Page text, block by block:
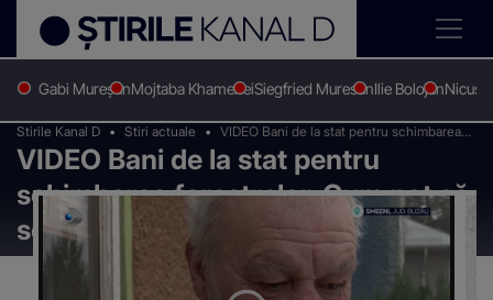
Gabi MureșanMojtaba KhameneiSiegfried MuresanIlie Bolojan
Stirile Kanal D Stiri actuale
VIDEO Bani de la stat pentru schimbarea
ferestrelor. Cum pot să scape oamenii de
geamurile vechi
VIDEO Bani de la stat pentru
schimbarea ferestrelor. Cum pot să
scape oamenii de geamurile vechi